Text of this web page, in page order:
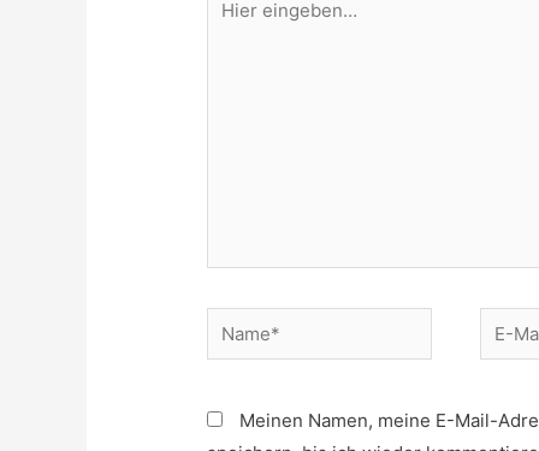
eingeben…
Name*
E-
Mail*
Meinen Namen, meine E-Mail-